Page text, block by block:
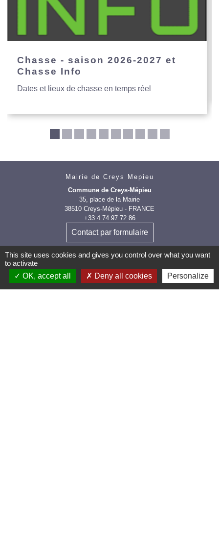
Chasse - saison 2026-2027 et
Chasse Info
Dates et lieux de chasse en temps réel
Mairie de Creys Mepieu
Commune de Creys-Mépieu
35, place de la Mairie
38510 Creys-Mépieu - FRANCE
+33 4 74 97 72 86
Contact par formulaire
This site uses cookies and gives you control over what you want
to activate
OK, accept all
Deny all cookies Personalize